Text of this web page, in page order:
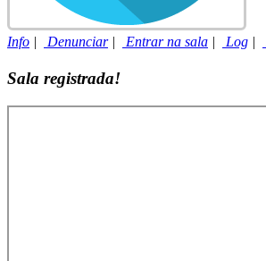
Info | Denunciar| Entrar na sala | Log |
Sala registrada!